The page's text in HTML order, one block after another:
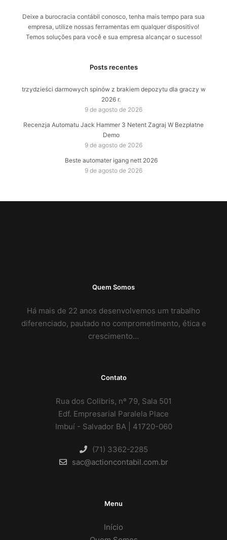
Deixe a burocracia contábil conosco, tenha mais tempo para sua
empresa, utilize nossas ferramentas em qualquer dispositivo!
Temos soluções para você e sua empresa alcançar o sucesso!
Posts recentes
trzydzieści darmowych spinów z brakiem depozytu dla graczy w
2026 r.
9 de agosto de 2026
Recenzja Automatu Jack Hammer 3 Netent Zagraj W Bezpłatne
Demo
9 de agosto de 2026
Beste automater igang nett 2026
9 de agosto de 2026
Quem Somos
Há mais de 22 anos desenvolvemos um trabalho
diferenciado, pautado no comprometimento, ética e
crescimento…
Contato
Rua dos Colibris, nº 79, Sala 501
Edf. Empresarial Paralela Place
Imbuí - Salvador BA | 41720-060
(71) 3362-2285
sac@actioncontabil.com.br
Menu
Início